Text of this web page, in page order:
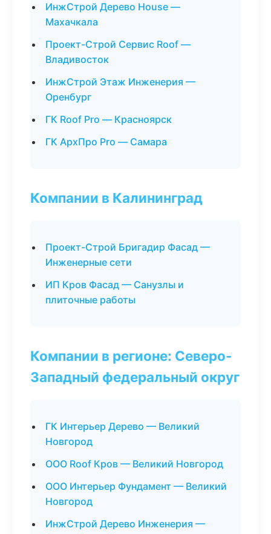
ИнжСтрой Дерево House —
Махачкала
Проект-Строй Сервис Roof —
Владивосток
ИнжСтрой Этаж Инженерия —
Оренбург
ГК Roof Pro — Красноярск
ГК АрхПро Pro — Самара
Компании в Калининград
Проект-Строй Бригадир Фасад —
Инженерные сети
ИП Кров Фасад — Санузлы и
плиточные работы
Компании в регионе: Северо-
Западный федеральный округ
ГК Интерьер Дерево — Великий
Новгород
ООО Roof Кров — Великий Новгород
ООО Интерьер Фундамент — Великий
Новгород
ИнжСтрой Дерево Инженерия —